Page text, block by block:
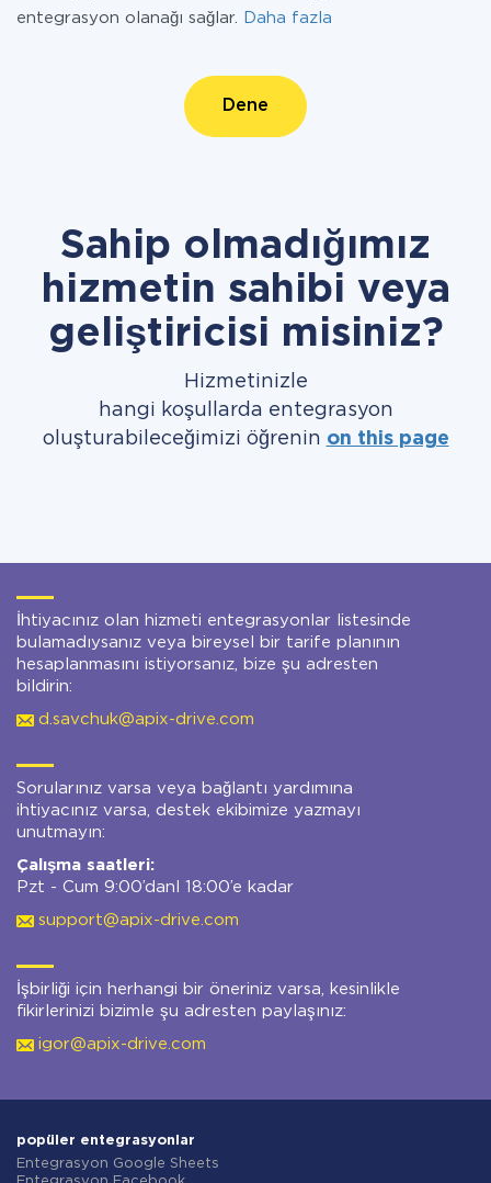
entegrasyon olanağı sağlar.
Daha fazla
Dene
Sahip olmadığımız
hizmetin sahibi veya
geliştiricisi misiniz?
Hizmetinizle
hangi koşullarda entegrasyon
oluşturabileceğimizi öğrenin on this page
İhtiyacınız olan hizmeti entegrasyonlar listesinde
bulamadıysanız veya bireysel bir tarife planının
hesaplanmasını istiyorsanız, bize şu adresten
bildirin:
d.savchuk@apix-drive.com
Sorularınız varsa veya bağlantı yardımına
ihtiyacınız varsa, destek ekibimize yazmayı
unutmayın:
Çalışma saatleri:
Pzt - Cum 9:00’danl 18:00’e kadar
support@apix-drive.com
İşbirliği için herhangi bir öneriniz varsa, kesinlikle
fikirlerinizi bizimle şu adresten paylaşınız:
igor@apix-drive.com
popüler entegrasyonlar
Entegrasyon Google Sheets